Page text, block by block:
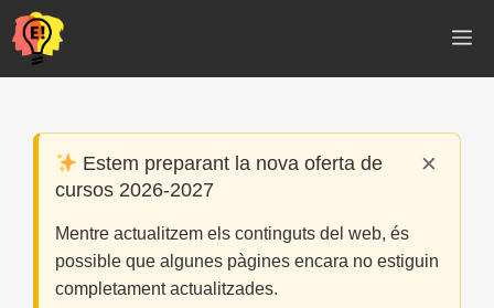
Vés
al
contingut
×
Estem preparant la nova oferta de
cursos 2026-2027
Mentre actualitzem els continguts del web, és
possible que algunes pàgines encara no estiguin
completament actualitzades.